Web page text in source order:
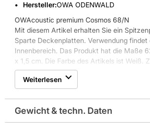
Hersteller:OWA ODENWALD
OWAcoustic premium Cosmos 68/N
Mit diesem Artikel erhalten Sie ein
Sparte Deckenplatten. Verwendung findet
Innenbereich. Das Produkt hat die Maße
x 1,5 cm. Die Farbe des Artikels ist Weiß.
der Artikel über die
Weitere Produkteigenschaften:
0.65/NRC= 0.65, Schall-Längsdämmung:
Feuchtigkeitsbeständigkeit: bis 95% RH,
84 (ISO 7724-2, ISO 7724-3)
* Paket à 12 Stück = 4,688 qm
Weiterlesen
Gewicht & techn. Daten